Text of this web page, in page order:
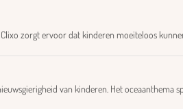
Clixo zorgt ervoor dat kinderen moeiteloos
van kinderen. Het